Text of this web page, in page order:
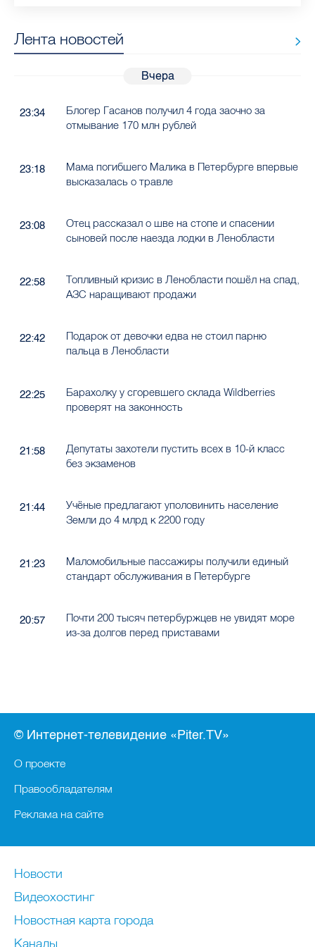
Лента новостей
Вчера
23:34
Блогер Гасанов получил 4 года заочно за
отмывание 170 млн рублей
23:18
Мама погибшего Малика в Петербурге впервые
высказалась о травле
23:08
Отец рассказал о шве на стопе и спасении
сыновей после наезда лодки в Ленобласти
22:58
Топливный кризис в Ленобласти пошёл на спад,
АЗС наращивают продажи
22:42
Подарок от девочки едва не стоил парню
пальца в Ленобласти
22:25
Барахолку у сгоревшего склада Wildberries
проверят на законность
21:58
Депутаты захотели пустить всех в 10-й класс
без экзаменов
21:44
Учёные предлагают уполовинить население
Земли до 4 млрд к 2200 году
21:23
Маломобильные пассажиры получили единый
стандарт обслуживания в Петербурге
20:57
Почти 200 тысяч петербуржцев не увидят море
из-за долгов перед приставами
© Интернет-телевидение «Piter.TV»
О проекте
Правообладателям
Реклама на сайте
Новости
Видеохостинг
Новостная карта города
Каналы